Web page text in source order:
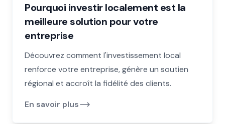
Pourquoi investir localement est la
meilleure solution pour votre
entreprise
Découvrez comment l'investissement local
renforce votre entreprise, génère un soutien
régional et accroît la fidélité des clients.
En savoir plus